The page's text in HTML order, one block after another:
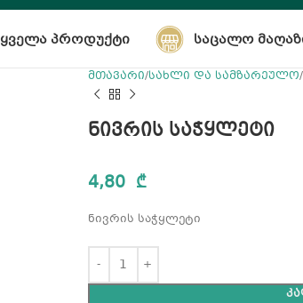
ᲧᲕᲔᲚᲐ ᲞᲠᲝᲓᲣᲥᲢᲘ ᲡᲐᲪᲐᲚᲝ
მთავარი სახლი და სამზარეულო
ნივრის საჭყლეტი
4,80 ₾
ნივრის საჭყლეტი